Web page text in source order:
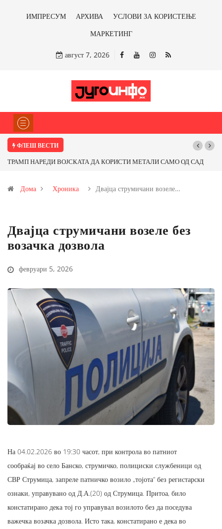
ИМПРЕСУМ АРХИВА
УСЛОВИ ЗА КОРИСТЕЊЕ
МАРКЕТИНГ
август 7, 2026
ФЛЕШ ВЕСТИ
ВОЈСКАТА ДА КОРИСТИ МЕТАЛИ САМО ОД САД
со антимонот?
Почнува
Дома Хроника Двајца струмичани возеле…
Двајца струмичани возеле без
возачка дозвола
февруари 5, 2026
На 04.02.2026 во 19:30 часот, при контрола во патниот
сообраќај во село Банско, струмичко, полициски службеници од
СВР Струмица, запреле патничко возило „тојота“ без регистарски
ознаки, управувано од Д.А.(20) од Струмица. Притоа, било
констатирано дека тој го управувал возилото без да поседува
важечка возачка дозвола. Исто така, констатирано е дека во